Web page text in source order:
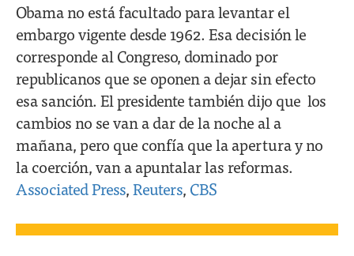
Obama no está facultado para levantar el
embargo vigente desde 1962. Esa decisión le
corresponde al Congreso, dominado por
republicanos que se oponen a dejar sin efecto
esa sanción. El presidente también dijo que los
cambios no se van a dar de la noche al a
mañana, pero que confía que la apertura y no
la coerción, van a apuntalar las reformas.
Associated Press, Reuters, CBS